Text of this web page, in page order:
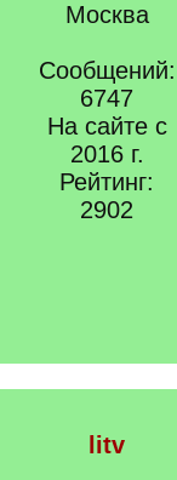
Москва
Сообщений:
6747
На сайте с
2016 г.
Рейтинг:
2902
litv